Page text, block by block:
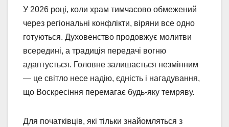
У 2026 році, коли храм тимчасово обмежений
через регіональні конфлікти, віряни все одно
готуються. Духовенство продовжує молитви
всередині, а традиція передачі вогню
адаптується. Головне залишається незмінним
— це світло несе надію, єдність і нагадування,
що Воскресіння перемагає будь-яку темряву.
Для початківців, які тільки знайомляться з